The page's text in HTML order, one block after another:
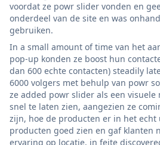
voordat ze powr slider vonden en
onderdeel van de site en was
gebruiken.
In a small amount of time van het
pop-up konden ze boost hun
dan 600 echte contacten) steadily
6000 volgers met behulp van powr
ze added powr slider als een
snel te laten zien, aangezien ze
zijn, hoe de producten er in het
producten goed zien en gaf klanten
ervaring op locatie. in feite